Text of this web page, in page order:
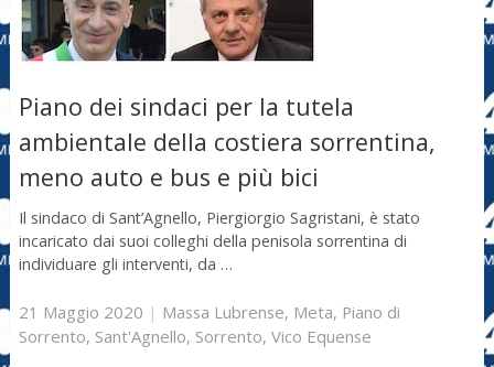
Piano dei sindaci per la tutela
ambientale della costiera sorrentina,
meno auto e bus e più bici
Il sindaco di Sant’Agnello, Piergiorgio Sagristani, è stato
incaricato dai suoi colleghi della penisola sorrentina di
individuare gli interventi, da …
21 Maggio 2020 | Massa Lubrense, Meta, Piano di
Sorrento, Sant'Agnello, Sorrento, Vico Equense